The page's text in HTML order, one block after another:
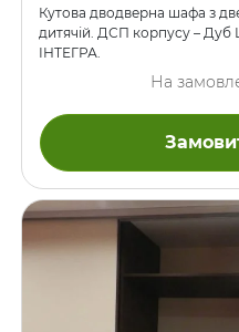
Кутова дводверна шафа з
дитячій. ДСП корпусу – Дуб
ІНТЕГРА.
На